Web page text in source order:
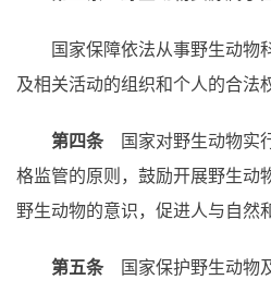
国家保障依法从事野生动物
及相关活动的组织和个人的合法
第四条 国家对野生动物实
格监管的原则，鼓励开展野生动
野生动物的意识，促进人与自然
第五条 国家保护野生动物